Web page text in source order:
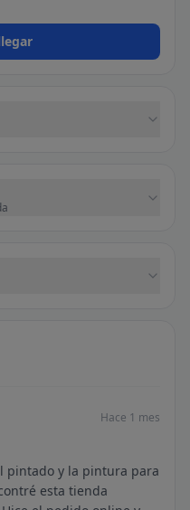
Hace 1 mes
pintado y la pintura para
esta tienda